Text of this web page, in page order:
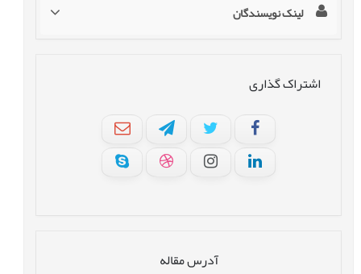
لینک نویسندگان
اشتراک گذاری
آدرس مقاله